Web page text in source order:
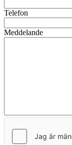
Telefon
Meddelande